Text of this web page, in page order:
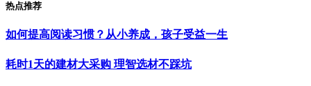
热点推荐
如何提高阅读习惯？从小养成，孩子受益一生
耗时1天的建材大采购 理智选材不踩坑